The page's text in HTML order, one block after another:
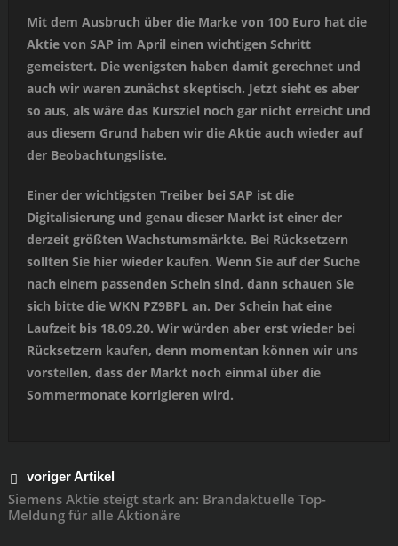
Mit dem Ausbruch über die Marke von 100 Euro hat die
Aktie von SAP im April einen wichtigen Schritt
gemeistert. Die wenigsten haben damit gerechnet und
auch wir waren zunächst skeptisch. Jetzt sieht es aber
so aus, als wäre das Kursziel noch gar nicht erreicht und
aus diesem Grund haben wir die Aktie auch wieder auf
der Beobachtungsliste.
Einer der wichtigsten Treiber bei SAP ist die
Digitalisierung und genau dieser Markt ist einer der
derzeit größten Wachstumsmärkte. Bei Rücksetzern
sollten Sie hier wieder kaufen. Wenn Sie auf der Suche
nach einem passenden Schein sind, dann schauen Sie
sich bitte die WKN PZ9BPL an. Der Schein hat eine
Laufzeit bis 18.09.20. Wir würden aber erst wieder bei
Rücksetzern kaufen, denn momentan können wir uns
vorstellen, dass der Markt noch einmal über die
Sommermonate korrigieren wird.
voriger Artikel
Siemens Aktie steigt stark an: Brandaktuelle Top-
Meldung für alle Aktionäre